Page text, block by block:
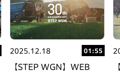
2025.12.18 01:55
【STEP WGN】WEB